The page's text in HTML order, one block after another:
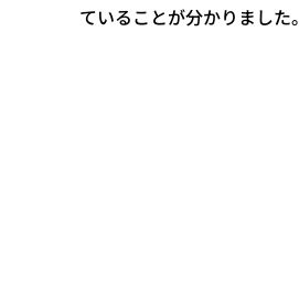
ていることが分かりました。